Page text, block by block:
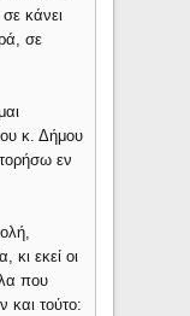
σε κάνει
σε
κ. Δήμου
εν
κι εκεί οι
που
και τούτο: